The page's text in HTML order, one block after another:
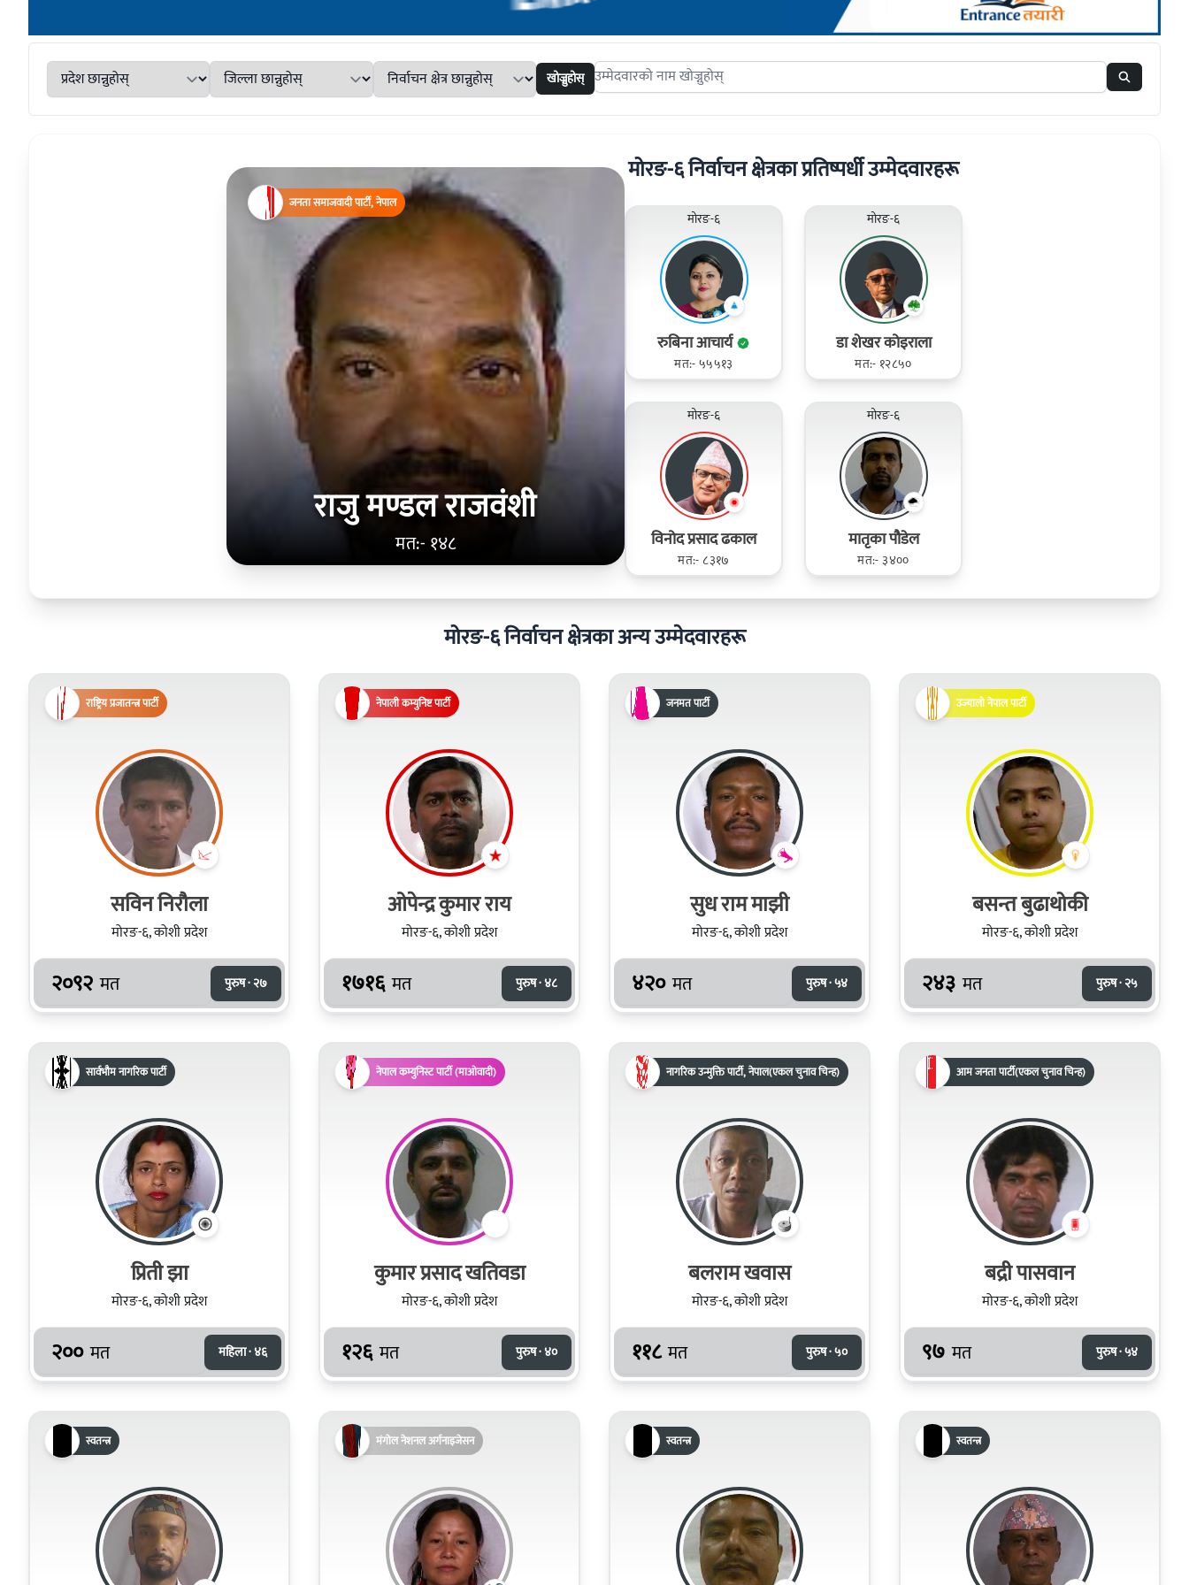
खोज्नुहोस् Search candidates
राजु मण्डल राजवंशी
मत:- १४८
जनता समाजवादी पार्टी, नेपाल
मोरङ-६ निर्वाचन क्षेत्रका प्रतिष्पर्धी उम्मेदवारहरू
मोरङ-६
रुबिना आचार्य
मत:- ५५५१३
मोरङ-६
डा शेखर कोइराला
मत:- १२८५०
मोरङ-६
विनोद प्रसाद ढकाल
मत:- ८३१७
मोरङ-६
मातृका पौडेल
मत:- ३४००
मोरङ-६ निर्वाचन क्षेत्रका अन्य उम्मेदवारहरू
राष्ट्रिय प्रजातन्त्र पार्टी
सविन निरौला
मोरङ-६, कोशी प्रदेश
२०९२ मत पुरुष · २७
नेपाली कम्युनिष्ट पार्टी
ओपेन्द्र कुमार राय
मोरङ-६, कोशी प्रदेश
१७१६ मत पुरुष · ४८
जनमत पार्टी
सुध राम माझी
मोरङ-६, कोशी प्रदेश
४२० मत पुरुष · ५४
उज्यालो नेपाल पार्टी
बसन्त बुढाथोकी
मोरङ-६, कोशी प्रदेश
२४३ मत पुरुष · २५
सार्वभौम नागरिक पार्टी
प्रिती झा
मोरङ-६, कोशी प्रदेश
२०० मत महिला · ४६
नेपाल कम्युनिस्ट पार्टी (माओवादी)
कुमार प्रसाद खतिवडा
मोरङ-६, कोशी प्रदेश
१२६ मत पुरुष · ४०
नागरिक उन्मुक्ति पार्टी, नेपाल(एकल चुनाव चिन्ह)
बलराम खवास
मोरङ-६, कोशी प्रदेश
११८ मत पुरुष · ५०
आम जनता पार्टी(एकल चुनाव चिन्ह)
बद्री पासवान
मोरङ-६, कोशी प्रदेश
९७ मत पुरुष · ५४
स्वतन्त्र मंगोल नेशनल अर्गनाइजेसन स्वतन्त्र स्वतन्त्र